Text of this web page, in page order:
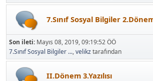
7.Sınıf Sosyal Bilgiler 2.Dönem
Son ileti: Mayıs 08, 2019, 09:19:52 ÖÖ
7.Sınıf Sosyal Bilgiler ...,velikztarafından
II.Dönem 3.Yazılısı